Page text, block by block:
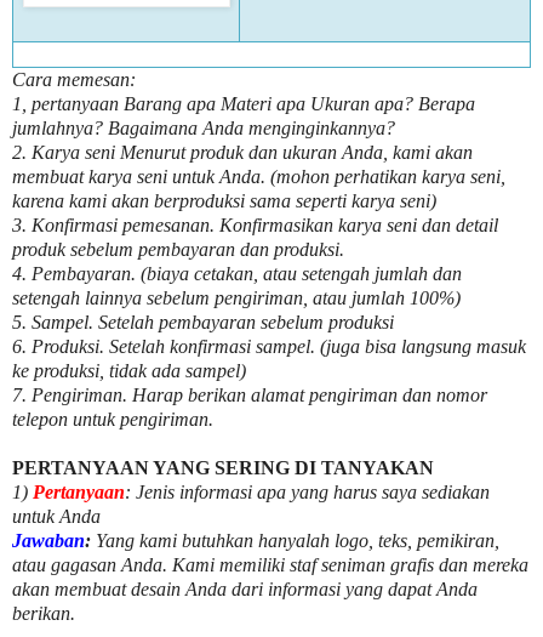
Cara memesan:
1, pertanyaan Barang apa Materi apa Ukuran apa? Berapa
jumlahnya? Bagaimana Anda menginginkannya?
2. Karya seni Menurut produk dan ukuran Anda, kami akan
membuat karya seni untuk Anda. (mohon perhatikan karya seni,
karena kami akan berproduksi sama seperti karya seni)
3. Konfirmasi pemesanan. Konfirmasikan karya seni dan detail
produk sebelum pembayaran dan produksi.
4. Pembayaran. (biaya cetakan, atau setengah jumlah dan
setengah lainnya sebelum pengiriman, atau jumlah 100%)
5. Sampel. Setelah pembayaran sebelum produksi
6. Produksi. Setelah konfirmasi sampel. (juga bisa langsung masuk
ke produksi, tidak ada sampel)
7. Pengiriman. Harap berikan alamat pengiriman dan nomor
telepon untuk pengiriman.
PERTANYAAN YANG SERING DI TANYAKAN
1) Pertanyaan: Jenis informasi apa yang harus saya sediakan
untuk Anda
Jawaban: Yang kami butuhkan hanyalah logo, teks, pemikiran,
atau gagasan Anda. Kami memiliki staf seniman grafis dan mereka
akan membuat desain Anda dari informasi yang dapat Anda
berikan.